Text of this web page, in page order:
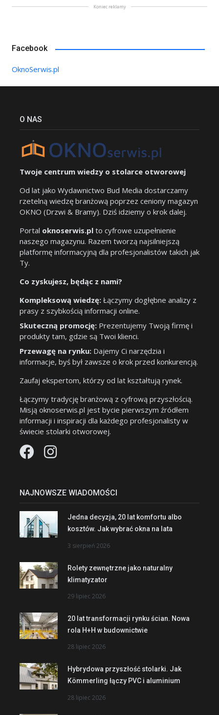
Koniec reklamy
Facebook
OknoSerwis.pl
O NAS
Twoje centrum wiedzy o stolarce otworowej
Od lat jako Wydawnictwo Bud Media dostarczamy
rzetelną wiedzę branżową poprzez ceniony magazyn
OKNO (Drzwi & Bramy). Dziś idziemy o krok dalej.
Portal oknoserwis.pl to cyfrowe uzupełnienie
naszego magazynu. Razem tworzą najsilniejszą
platformę informacyjną dla profesjonalistów takich jak
Ty.
Co zyskujesz, będąc z nami?
Kompleksową wiedzę: Łączymy dogłębne analizy z
prasy z szybkością informacji online.
Skuteczną promocję: Prezentujemy Twoją firmę i
produkty tam, gdzie są Twoi klienci.
Przewagę na rynku: Dajemy Ci narzędzia i
informacje, byś był zawsze o krok przed konkurencją.
Zaufaj ekspertom, którzy od lat kształtują rynek.
Łączymy tradycję branżową z cyfrową przyszłością.
Misją oknoserwis.pl jest bycie pierwszym źródłem
informacji i inspiracji dla każdego profesjonalisty w
świecie stolarki otworowej.
NAJNOWSZE WIADOMOŚCI
Jedna decyzja, 20 lat komfortu albo
kosztów. Jak wybrać okna na lata
3 sierpień 2026
Rolety zewnętrzne jako naturalny
klimatyzator
29 lipiec 2026
20 lat transformacji rynku ścian. Nowa
rola H+H w budownictwie
28 lipiec 2026
Hybrydowa przyszłość stolarki. Jak
Kömmerling łączy PVC i aluminium
28 lipiec 2026